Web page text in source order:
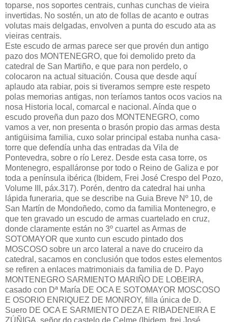
toparse, nos soportes centrais, cunhas cunchas de vieira
invertidas. No sostén, un ato de follas de acanto e outras
volutas mais delgadas, envolven a punta do escudo ata as
vieiras centrais.
Este escudo de armas parece ser que provén dun antigo
pazo dos MONTENEGRO, que foi demolido preto da
catedral de San Martiño, e que para non perdelo, o
colocaron na actual situación. Cousa que desde aquí
aplaudo ata rabiar, pois si tiveramos sempre este respeto
polas memorias antigas, non teríamos tantos ocos vacios na
nosa Historia local, comarcal e nacional. Aínda que o
escudo proveña dun pazo dos MONTENEGRO, como
vamos a ver, non presenta o brasón propio das armas desta
antigüisima familia, cuxo solar principal estaba nunha casa-
torre que defendía unha das entradas da Vila de
Pontevedra, sobre o río Lerez. Desde esta casa torre, os
Montenegro, espalláronse por todo o Reino de Galiza e por
toda a península ibérica (Ibidem, Frei José Crespo del Pozo,
Volume III, páx.317). Porén, dentro da catedral hai unha
lápida funeraria, que se describe na Guia Breve Nº 10, de
San Martín de Mondoñedo, como da familia Montenegro, e
que ten gravado un escudo de armas cuartelado en cruz,
donde claramente están no 3º cuartel as Armas de
SOTOMAYOR que xunto cun escudo pintado dos
MOSCOSO sobre un arco lateral a nave do cruceiro da
catedral, sacamos en conclusión que todos estes elementos
se refiren a enlaces matrimoniais da familia de D. Payo
MONTENEGRO SARMIENTO MARIÑO DE LOBEIRA,
casado con Dª María DE OCA E SOTOMAYOR MOSCOSO
E OSORIO ENRIQUEZ DE MONROY, filla única de D.
Suero DE OCA E SARMIENTO DEZA E RIBADENEIRA E
ZÚÑIGA, señor do castelo de Celme (Ibidem, frei José